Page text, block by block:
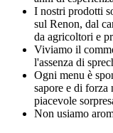
I nostri prodotti
sul Renon, dal
da agricoltori e
Viviamo il
l'assenza di
Ogni menu è
sapore e di forza
piacevole
Non usiamo